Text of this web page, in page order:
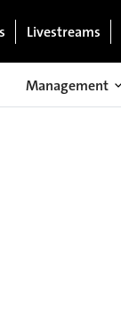
Livestreams
Management